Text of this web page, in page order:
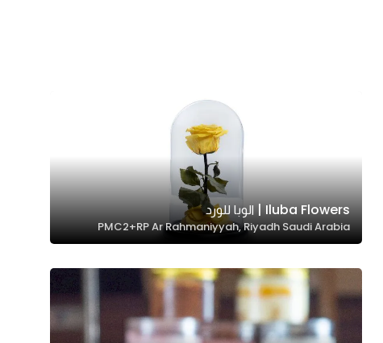
Iluba Flowers | الوبا للورد
PMC2+RP Ar Rahmaniyyah, Riyadh Saudi Arabia